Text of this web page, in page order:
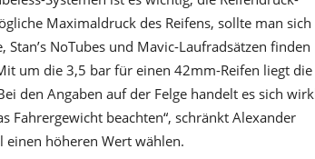
Maximaldruck des Reifens, sollte man sich
NoTubes und Mavic-Laufradsätzen finden
um die 3,5 bar für einen 42mm-Reifen liegt die
den Angaben auf der Felge handelt es sich
Fahrergewicht beachten“, schränkt Alexander
einen höheren Wert wählen.